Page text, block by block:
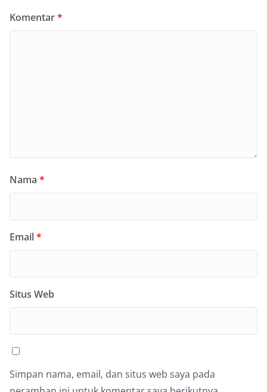
Komentar*
Nama *
Email*
Situs Web
Simpan nama, email, dan situs web saya pada